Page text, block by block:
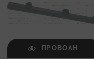
ΠΡΟΒΟΛΉ